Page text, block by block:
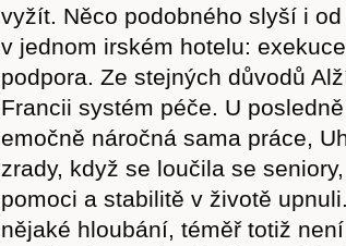
vyžít. Něco podobného slyší i
v jednom irském hotelu:
podpora. Ze stejných důvodů
Francii systém péče. U
emočně náročná sama práce,
zrady, když se loučila se
pomoci a stabilitě v životě
nějaké hloubání, téměř totiž